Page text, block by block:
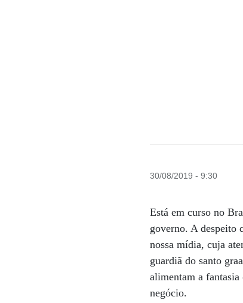
30/08/2019 - 9:30
Está em curso no
governo. A despeito
nossa mídia, cuja
guardiã do santo
alimentam a
negócio.